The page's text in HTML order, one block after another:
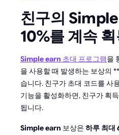
친구의
10%를 계속
Simple earn 초대 프로그램을
을 사용할 때 발생하는 보상의
습니다. 친구가 초대 코드를 사
기능을 활성화하면, 친구가 획
됩니다.
Simple earn 보상은 하루 최대